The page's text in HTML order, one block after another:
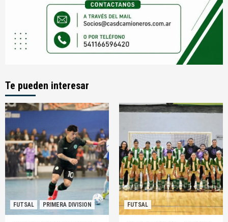
Te pueden interesar
FUTSAL PRIMERA DIVISION FUTSAL